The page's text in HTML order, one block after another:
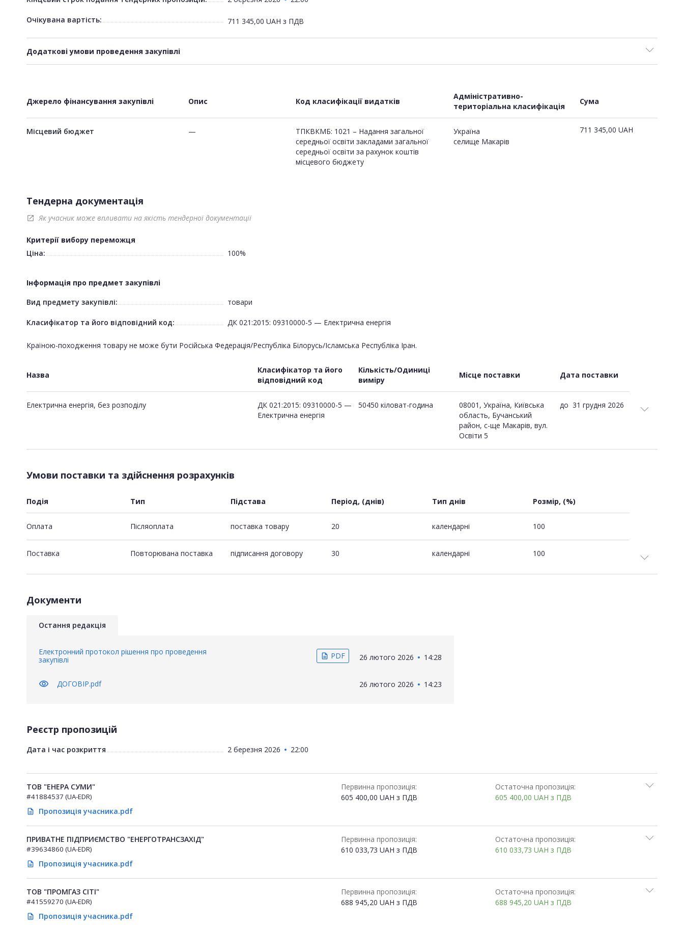
Очікувана вартість: 711 345,00 UAH з ПДВ
Додаткові умови проведення закупівлі
Джерело фінансування закупівлі Опис Код класифікації видатків
Адміністративно-
територіальна класифікація
Сума
Місцевий бюджет —
ТПКВКМБ: 1021 – Надання загальної
середньої освіти закладами загальної
середньої освіти за рахунок коштів
місцевого бюджету
Україна
селище Макарів
711 345,00 UAH
Тендерна документація
open_in_new Як учасник може впливати на якість тендерної документації
Критерії вибору переможця
Ціна:
100%
Інформація про предмет закупівлі
Вид предмету закупівлі:
товари
Класифікатор та його відповідний код: ДК 021:2015: 09310000-5 — Електрична енергія
Країною-походження товару не може бути Російська Федерація/Республіка Білорусь/Ісламська Республіка Іран.
Назва
Класифікатор та його
відповідний код
Кількість/Одиниці
виміру
Місце поставки Дата поставки
Електрична енергія, без розподілу
ДК 021:2015: 09310000-5 —
Електрична енергія
50450 кіловат-година
08001, Україна, Київська
область, Бучанський
район, с-ще Макарів, вул.
Освіти 5
до 31 грудня 2026
Умови поставки та здійснення розрахунків
Подія Тип Підстава Період, (днів) Тип днів Розмір, (%)
Оплата Пiсляоплата поставка товару 20 календарні 100
Поставка Повторювана поставка підписання договору 30 календарні 100
Документи
Остання редакція
Електронний протокол рішення про проведення
закупівлі
description PDF 26 лютого 2026 14:28
visibility ДОГОВІР.pdf 26 лютого 2026 14:23
Реєстр пропозицій
Дата і час розкриття 2 березня 2026 22:00
ТОВ "ЕНЕРА СУМИ"
#41884537 (UA-EDR)
description Пропозиція учасника.pdf
Первинна пропозиція:
605 400,00 UAH з ПДВ
Остаточна пропозиція:
605 400,00UAHз ПДВ
ПРИВАТНЕ ПІДПРИЄМСТВО "ЕНЕРГОТРАНСЗАХІД"
#39634860 (UA-EDR)
description Пропозиція учасника.pdf
Первинна пропозиція:
610 033,73 UAH з ПДВ
Остаточна пропозиція:
610 033,73UAHз ПДВ
ТОВ "ПРОМГАЗ СІТІ"
#41559270 (UA-EDR)
description Пропозиція учасника.pdf
Первинна пропозиція:
688 945,20 UAH з ПДВ
Остаточна пропозиція:
688 945,20UAHз ПДВ